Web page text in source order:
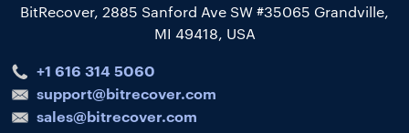
BitRecover, 2885 Sanford Ave SW #35065 Grandville,
MI 49418, USA
+1 616 314 5060
support@bitrecover.com
sales@bitrecover.com